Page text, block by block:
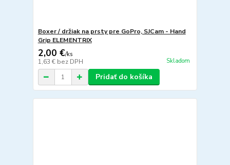
Boxer / držiak na prsty pre GoPro, SJCam - Hand
Grip ELEMENTRIX
2,00 €/ks
1,63 € bez DPH Skladom
Pridať do košíka